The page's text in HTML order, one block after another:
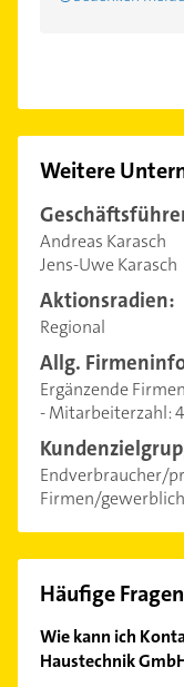
Weitere
Andreas Karasch
Jens-Uwe Karasch
Aktionsradien:
Regional
Allg.
Ergänzende
- Mitarbeiterzahl: 4
Endverbraucher/
Firmen/gewerblich
Häufige Fragen
Wie kann ich
Haustechnik